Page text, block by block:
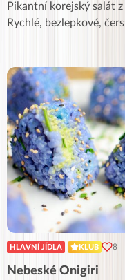
Pikantní korejský salát
Rychlé, bezlepkové,
HLAVNÍ JÍDLA KLUB 8
Nebeské Onigiri